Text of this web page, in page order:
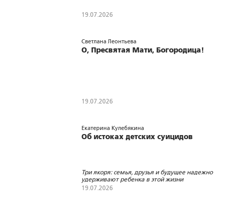
19.07.2026
Светлана Леонтьева
О, Пресвятая Мати, Богородица!
19.07.2026
Екатерина Кулебякина
Об истоках детских суицидов
Три якоря: семья, друзья и будущее надежно
удерживают ребенка в этой жизни
19.07.2026